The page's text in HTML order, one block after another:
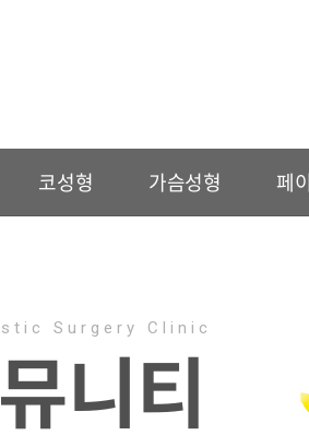
코성형 가슴성형 페
Surgery Clinic
니티